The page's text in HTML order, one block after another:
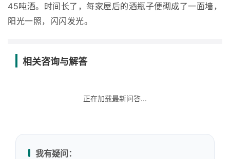
45吨酒。时间长了，每家屋后的酒瓶子便砌成了一面墙，
阳光一照，闪闪发光。
相关咨询与解答
正在加载最新问答...
我有疑问：